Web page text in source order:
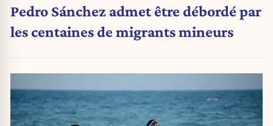
Pedro Sánchez admet être débordé par
les centaines de migrants mineurs